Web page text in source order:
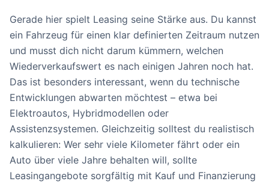
Gerade hier spielt Leasing seine Stärke aus. Du kannst
ein Fahrzeug für einen klar definierten Zeitraum nutzen
und musst dich nicht darum kümmern, welchen
Wiederverkaufswert es nach einigen Jahren noch hat.
Das ist besonders interessant, wenn du technische
Entwicklungen abwarten möchtest – etwa bei
Elektroautos, Hybridmodellen oder
Assistenzsystemen. Gleichzeitig solltest du realistisch
kalkulieren: Wer sehr viele Kilometer fährt oder ein
Auto über viele Jahre behalten will, sollte
Leasingangebote sorgfältig mit Kauf und Finanzierung